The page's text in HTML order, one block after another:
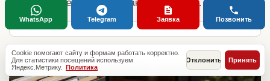
помещение и требования по России.
Cookie помогают сайту и формам работать корректно.
Для статистики посещений используем
Яндекс.Метрику. Политика
Отклонить Принять
WhatsApp Telegram Заявка Позвонить